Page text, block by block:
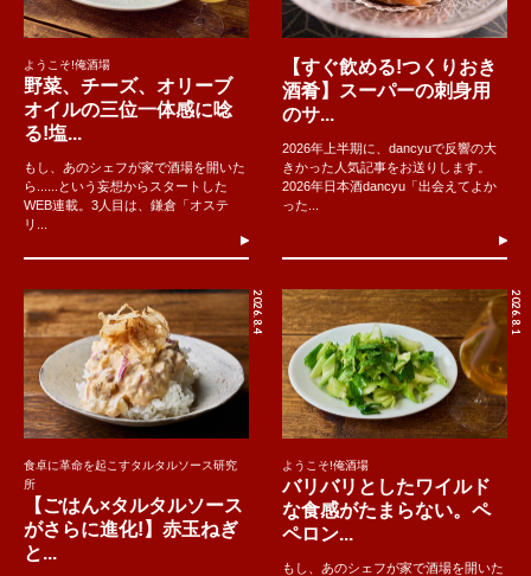
ようこそ!俺酒場
野菜、チーズ、オリーブ
オイルの三位一体感に唸
る!塩...
もし、あのシェフが家で酒場を開いた
ら......という妄想からスタートした
WEB連載。3人目は、鎌倉「オステ
リ...
【すぐ飲める!つくりおき
酒肴】スーパーの刺身用
のサ...
2026年上半期に、dancyuで反響の大
きかった人気記事をお送りします。
2026年日本酒dancyu「出会えてよか
った...
2026.8.4
食卓に革命を起こすタルタルソース研究
所
【ごはん×タルタルソース
がさらに進化!】赤玉ねぎ
と...
2026.8.1
ようこそ!俺酒場
バリバリとしたワイルド
な食感がたまらない。ペ
ペロン...
もし、あのシェフが家で酒場を開いた